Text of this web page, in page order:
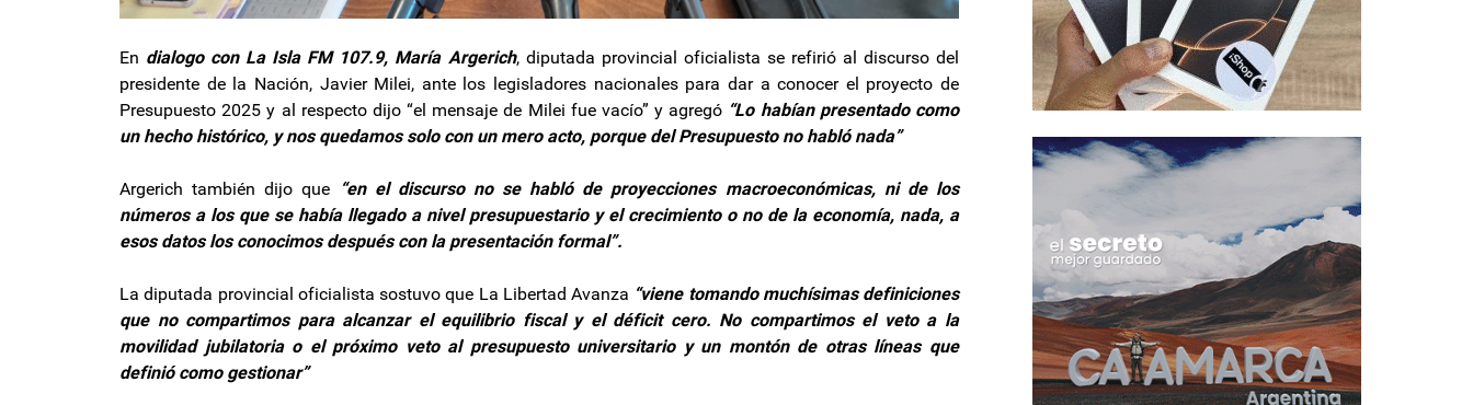
En dialogo con La Isla FM 107.9, María Argerich, diputada provincial oficialista se refirió al discurso del
presidente de la Nación, Javier Milei, ante los legisladores nacionales para dar a conocer el proyecto de
Presupuesto 2025 y al respecto dijo “el mensaje de Milei fue vacío” y agregó “Lo habían presentado como
un hecho histórico, y nos quedamos solo con un mero acto, porque del Presupuesto no habló nada”
Argerich también dijo que
“en el discurso no se habló de proyecciones macroeconómicas, ni de los
números a los que se había llegado a nivel presupuestario y el crecimiento o no de la economía, nada, a
esos datos los conocimos después con la presentación formal”.
La diputada provincial oficialista sostuvo que La Libertad Avanza “viene tomando muchísimas definiciones
que no compartimos para alcanzar el equilibrio fiscal y el déficit cero. No compartimos el veto a la
movilidad jubilatoria o el próximo veto al presupuesto universitario y un montón de otras líneas que
definió como gestionar”